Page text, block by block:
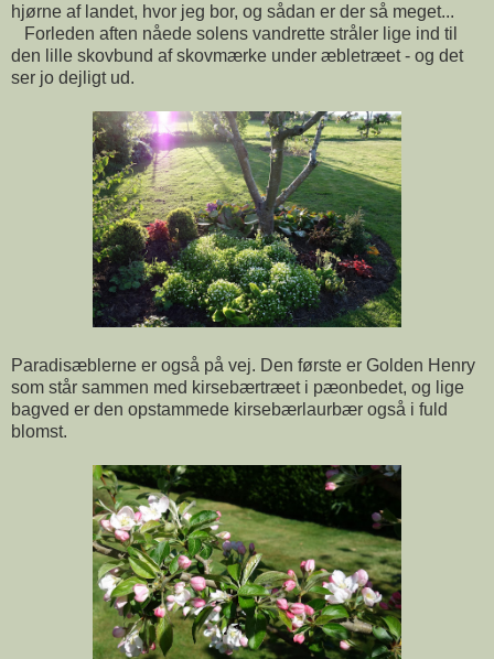
hjørne af landet, hvor jeg bor, og sådan er der så meget...
Forleden aften nåede solens vandrette stråler lige ind til
den lille skovbund af skovmærke under æbletræet - og det
ser jo dejligt ud.
Paradisæblerne er også på vej. Den første er Golden Henry
som står sammen med kirsebærtræet i pæonbedet, og lige
bagved er den opstammede kirsebærlaurbær også i fuld
blomst.